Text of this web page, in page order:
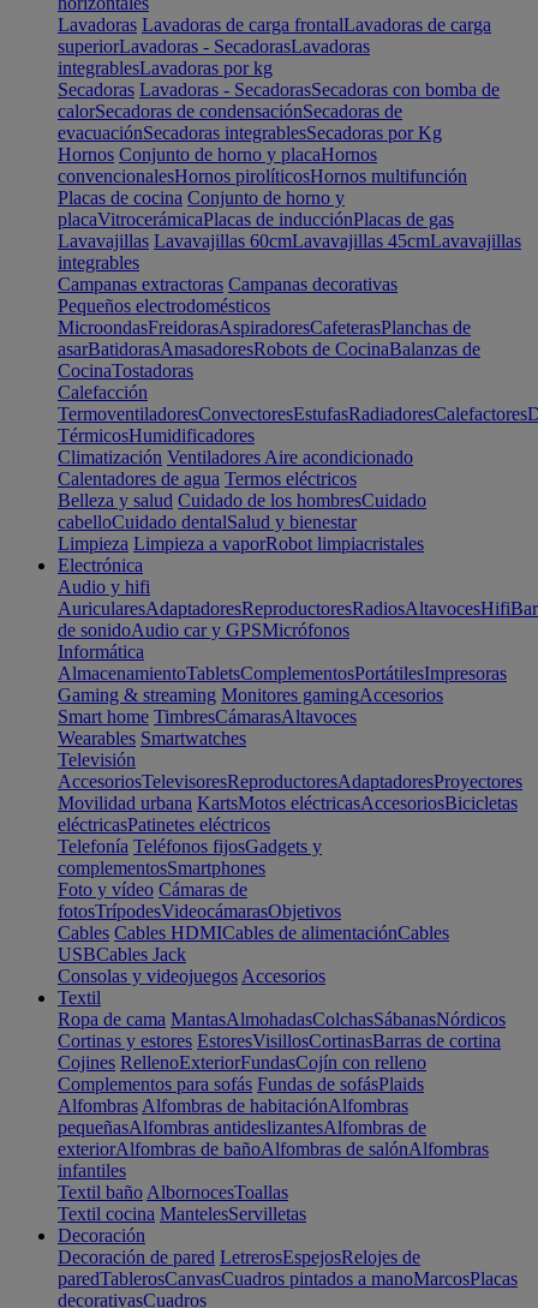
Lavadoras Lavadoras de carga frontalLavadoras de carga
superiorLavadoras - SecadorasLavadoras
integrablesLavadoras por kg
Secadoras Lavadoras - SecadorasSecadoras con bomba de
calorSecadoras de condensaciónSecadoras de
evacuaciónSecadoras integrablesSecadoras por Kg
Hornos Conjunto de horno y placaHornos
convencionalesHornos pirolíticosHornos multifunción
Placas de cocina Conjunto de horno y
placaVitrocerámicaPlacas de inducciónPlacas de gas
Lavavajillas Lavavajillas 60cmLavavajillas 45cmLavavajillas
integrables
Campanas extractoras Campanas decorativas
Pequeños electrodomésticos
MicroondasFreidorasAspiradoresCafeterasPlanchas de
asarBatidorasAmasadoresRobots de CocinaBalanzas de
CocinaTostadoras
Calefacción
TermoventiladoresConvectoresEstufasRadiadoresCalefactores
TérmicosHumidificadores
Climatización Ventiladores Aire acondicionado
Calentadores de agua Termos eléctricos
Belleza y salud Cuidado de los hombresCuidado
cabelloCuidado dentalSalud y bienestar
Limpieza Limpieza a vaporRobot limpiacristales
Electrónica
Audio y hifi
AuricularesAdaptadoresReproductoresRadiosAltavocesHifi
de sonidoAudio car y GPSMicrófonos
Informática
AlmacenamientoTabletsComplementosPortátilesImpresoras
Gaming & streaming Monitores gamingAccesorios
Smart home TimbresCámarasAltavoces
Wearables Smartwatches
Televisión
AccesoriosTelevisoresReproductoresAdaptadoresProyectores
Movilidad urbana KartsMotos eléctricasAccesoriosBicicletas
eléctricasPatinetes eléctricos
Telefonía Teléfonos fijosGadgets y
complementosSmartphones
Foto y vídeo Cámaras de
fotosTrípodesVideocámarasObjetivos
Cables Cables HDMICables de alimentaciónCables
USBCables Jack
Consolas y videojuegos Accesorios
Textil
Ropa de cama MantasAlmohadasColchasSábanasNórdicos
Cortinas y estores EstoresVisillosCortinasBarras de cortina
Cojines RellenoExteriorFundasCojín con relleno
Complementos para sofás Fundas de sofásPlaids
Alfombras Alfombras de habitaciónAlfombras
pequeñasAlfombras antideslizantesAlfombras de
exteriorAlfombras de bañoAlfombras de salónAlfombras
infantiles
Textil baño AlbornocesToallas
Textil cocina MantelesServilletas
Decoración
Decoración de pared LetrerosEspejosRelojes de
paredTablerosCanvasCuadros pintados a manoMarcosPlacas
decorativasCuadros